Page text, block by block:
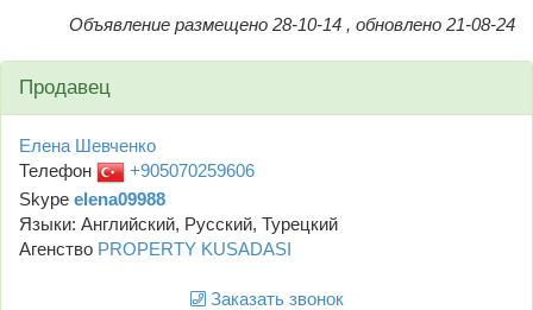
Объявление размещено 28-10-14 , обновлено 21-08-24
Продавец
Елена Шевченко
Телефон
+905070259606
Skype elena09988
Языки: Английский, Русский, Турецкий
Агенство PROPERTY KUSADASI
Заказать звонок